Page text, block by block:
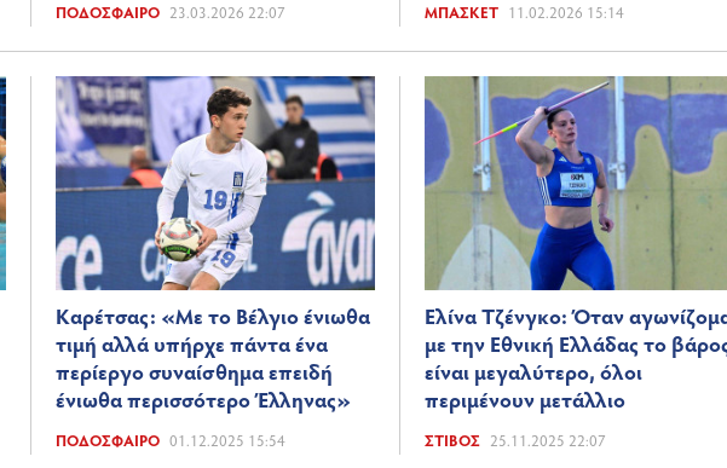
ΠΟΔΌΣΦΑΙΡΟ 23.03.2026 22:07 ΜΠΆΣΚΕΤ 11.02.2026 15:14
Καρέτσας: «Με το Βέλγιο ένιωθα
τιμή αλλά υπήρχε πάντα ένα
περίεργο συναίσθημα επειδή
ένιωθα περισσότερο Έλληνας»
ΠΟΔΌΣΦΑΙΡΟ 01.12.2025 15:54
Ελίνα Τζένγκο: Όταν
με την Εθνική Ελλάδας το
είναι μεγαλύτερο, όλοι
περιμένουν μετάλλιο
ΣΤΊΒΟΣ 25.11.2025 22:07